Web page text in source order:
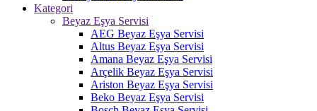
Kategori
Beyaz Eşya Servisi
AEG Beyaz Eşya Servisi
Altus Beyaz Eşya Servisi
Amana Beyaz Eşya Servisi
Arçelik Beyaz Eşya Servisi
Ariston Beyaz Eşya Servisi
Beko Beyaz Eşya Servisi